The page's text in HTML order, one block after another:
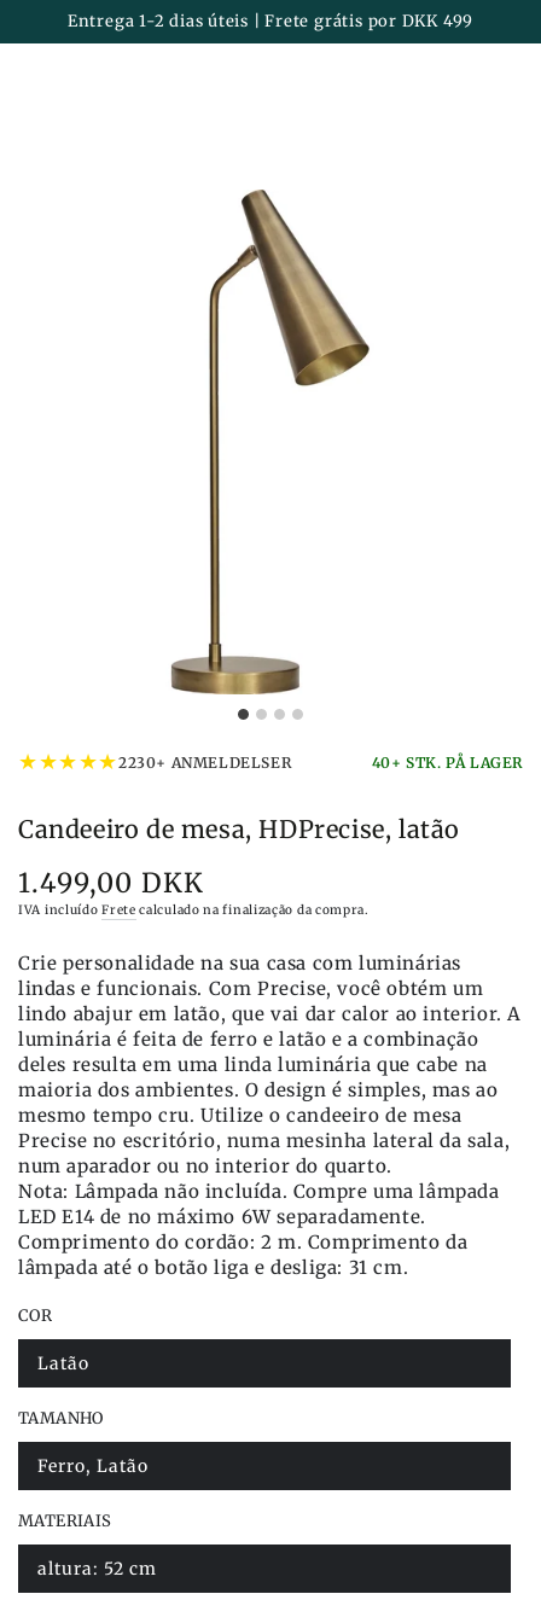
IR PARA O
CONTEÚDO
Entrega 1-2 dias úteis | Frete grátis por DKK 499
★★★★★2230+ ANMELDELSER 40+ STK. PÅ LAGER
Candeeiro de mesa, HDPrecise, latão
Preço
1.499,00 DKK
IVA incluídoFrete calculado na finalização da compra.
Crie personalidade na sua casa com luminárias
lindas e funcionais. Com Precise, você obtém um
lindo abajur em latão, que vai dar calor ao interior. A
luminária é feita de ferro e latão e a combinação
deles resulta em uma linda luminária que cabe na
maioria dos ambientes. O design é simples, mas ao
mesmo tempo cru. Utilize o candeeiro de mesa
Precise no escritório, numa mesinha lateral da sala,
num aparador ou no interior do quarto.
Nota: Lâmpada não incluída. Compre uma lâmpada
LED E14 de no máximo 6W separadamente.
Comprimento do cordão: 2 m. Comprimento da
lâmpada até o botão liga e desliga: 31 cm.
COR
Latão
Variante
esgotada
indisponível
TAMANHO
Ferro, Latão
Variante
esgotada
indisponível
MATERIAIS
altura: 52 cm
Variante
esgotada